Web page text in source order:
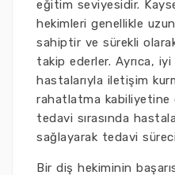
eğitim seviyesidir.
hekimleri genellikle
sahiptir ve sürekli
takip ederler. Ayrıca,
hastalarıyla iletişim
rahatlatma kabiliyetine
tedavi sırasında
sağlayarak tedavi
Bir diş hekiminin